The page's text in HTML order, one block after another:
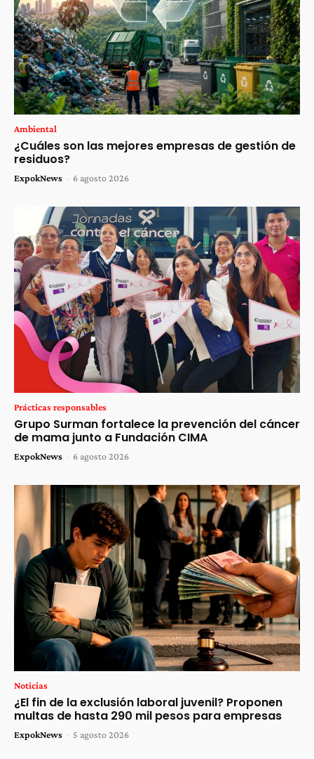
Ambiental
¿Cuáles son las mejores empresas de gestión de
residuos?
ExpokNews - 6 agosto 2026
Prácticas responsables
Grupo Surman fortalece la prevención del cáncer
de mama junto a Fundación CIMA
ExpokNews - 6 agosto 2026
Noticias
¿El fin de la exclusión laboral juvenil? Proponen
multas de hasta 290 mil pesos para empresas
ExpokNews - 5 agosto 2026